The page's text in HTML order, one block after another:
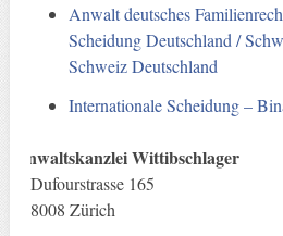
Anwalt deutsches
Scheidung Deutschland /
Schweiz Deutschland
Internationale Scheidung –
Anwaltskanzlei Wittibschlager
Dufourstrasse 165
8008 Zürich